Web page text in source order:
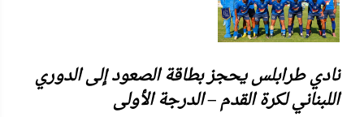
نادي طرابلس يحجز بطاقة الصعود إلى الدوري
اللبناني لكرة القدم – الدرجة الأولى